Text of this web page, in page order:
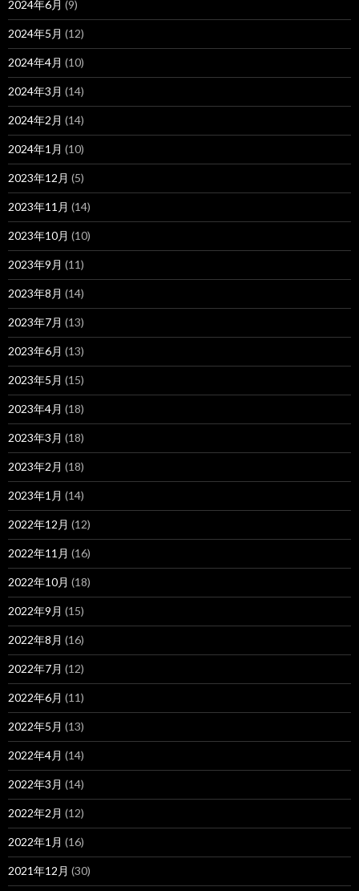
2024年6月 (9)
2024年5月 (12)
2024年4月 (10)
2024年3月 (14)
2024年2月 (14)
2024年1月 (10)
2023年12月 (5)
2023年11月 (14)
2023年10月 (10)
2023年9月 (11)
2023年8月 (14)
2023年7月 (13)
2023年6月 (13)
2023年5月 (15)
2023年4月 (18)
2023年3月 (18)
2023年2月 (18)
2023年1月 (14)
2022年12月 (12)
2022年11月 (16)
2022年10月 (18)
2022年9月 (15)
2022年8月 (16)
2022年7月 (12)
2022年6月 (11)
2022年5月 (13)
2022年4月 (14)
2022年3月 (14)
2022年2月 (12)
2022年1月 (16)
2021年12月 (30)